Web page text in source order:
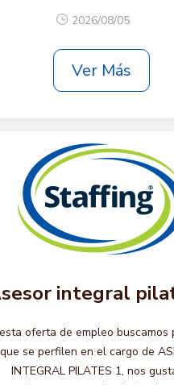
2026/08/05
Ver Más
integral
oferta de empleo buscamos
que se perfilen en el cargo de
INTEGRAL PILATES 1, nos